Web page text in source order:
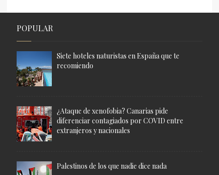
POPULAR
Siete hoteles naturistas en España que te
recomiendo
¿Ataque de xenofobia? Canarias pide
diferenciar contagiados por COVID entre
extranjeros y nacionales
Palestinos de los que nadie dice nada